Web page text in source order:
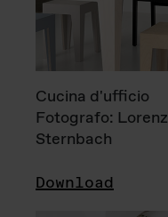
Cucina d'ufficio
Fotografo: Lorenz
Sternbach
Download